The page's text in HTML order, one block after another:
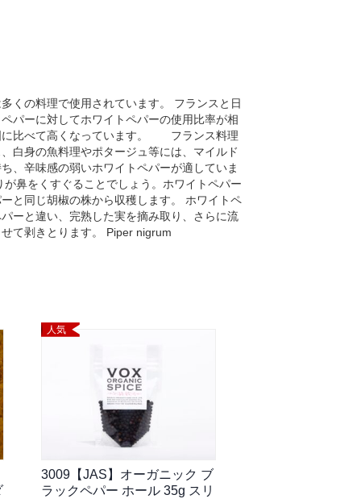
くの料理で使用されています。 フランスと日
パーに対してホワイトペパーの使用比率が相
に比べて高くなっています。 フランス料理
白身の魚料理やポタージュ等には、マイルド
、辛味感の弱いホワイトペパーが適していま
鼻をくすぐることでしょう。ホワイトペパー
と同じ胡椒の株から収穫します。 ホワイトペ
ーと違い、完熟した実を摘み取り、さらに流
て剥きとります。 Piper nigrum
人気
3009【JAS】オーガニック ブ
ラックペパー ホール 35g スリ